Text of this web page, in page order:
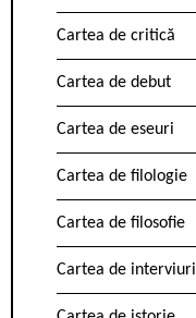
Cartea de critică
Cartea de debut
Cartea de eseuri
Cartea de filologie
Cartea de filosofie
Cartea de interviuri